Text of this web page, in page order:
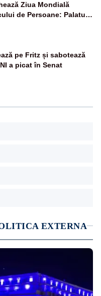
EXTERNA
Ziua Mondială
de Persoane: Palatul
în albastru
pe Fritz și sabotează
a picat în Senat